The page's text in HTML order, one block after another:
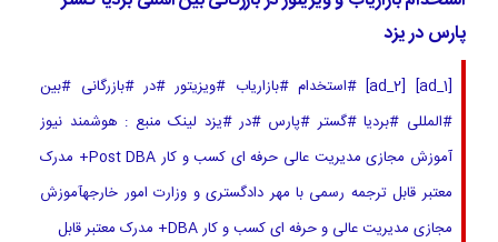
پارس در یزد
[ad_1] [ad_2] #استخدام #بازاریاب #ویزیتور #در #بازرگانی #بین
#المللی #بردیا #گستر #پارس #در #یزد لینک منبع : هوشمند نیوز
آموزش مجازی مدیریت عالی حرفه ای کسب و کار Post DBA+ مدرک
معتبر قابل ترجمه رسمی با مهر دادگستری و وزارت امور خارجهآموزش
مجازی مدیریت عالی و حرفه ای کسب و کار DBA+ مدرک معتبر قابل